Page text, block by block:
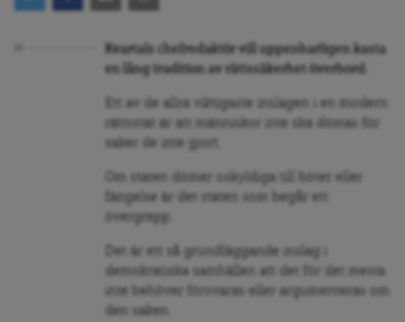
Kvartals chefredaktör vill uppenbarligen kasta
en lång tradition av rättssäkerhet överbord.
Ett av de allra viktigaste inslagen i en modern
rättsstat är att människor inte ska dömas för
saker de inte gjort.
Om staten dömer oskyldiga till böter eller
fängelse är det staten som begår ett
övergrepp.
Det är ett så grundläggande inslag i
demokratiska samhällen att det för det mesta
inte behöver försvaras eller argumenteras om
den saken.